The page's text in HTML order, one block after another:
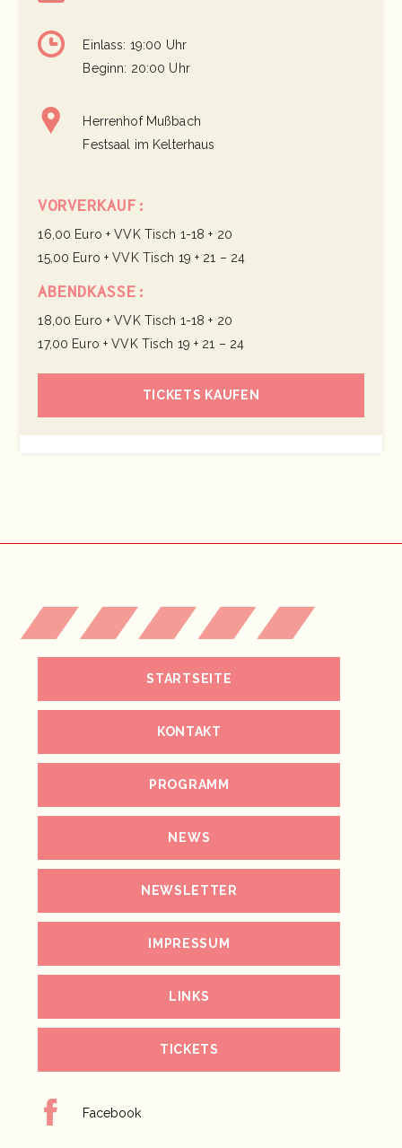
Einlass: 19:00 Uhr
Beginn: 20:00 Uhr
Herrenhof Mußbach
Festsaal im Kelterhaus
VORVERKAUF:
16,00 Euro + VVK Tisch 1-18 + 20
15,00 Euro + VVK Tisch 19 + 21 – 24
ABENDKASSE:
18,00 Euro + VVK Tisch 1-18 + 20
17,00 Euro + VVK Tisch 19 + 21 – 24
TICKETS KAUFEN
STARTSEITE
KONTAKT
PROGRAMM
NEWS
NEWSLETTER
IMPRESSUM
LINKS
TICKETS
Facebook